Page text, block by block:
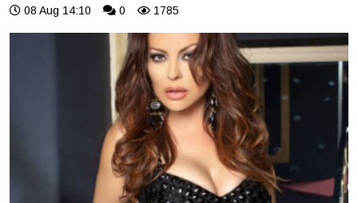
08 Aug 14:10 0 1785